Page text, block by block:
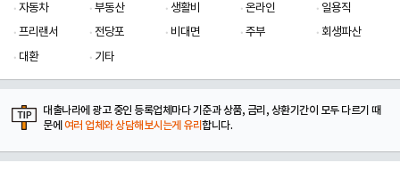
자동차
부동산 생활비 온라인
일용직
프리랜서
전당포 비대면 주부
회생파산
대환
기타
대출나라에 광고 중인 등록업체마다 기준과 상품, 금리, 상환기간이 모두 다르기 때
문에 여러 업체와 상담해보시는게 유리합니다.